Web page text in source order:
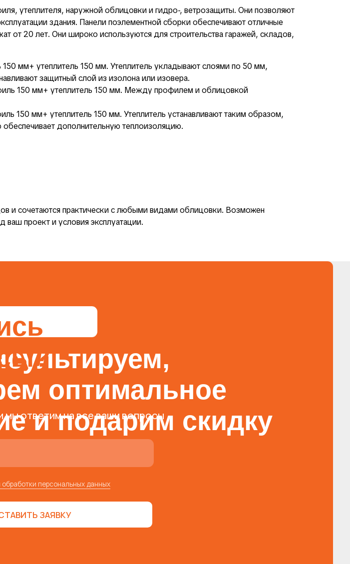
утеплителя, наружной облицовки и гидро-, ветрозащиты. Они позволяют
здания. Панели поэлементной сборки обеспечивают отличные
от 20 лет. Они широко используются для строительства гаражей, складов,
мм+ утеплитель 150 мм. Утеплитель укладывают слоями по 50 мм,
защитный слой из изолона или изовера.
150 мм+ утеплитель 150 мм. Между профилем и облицовкой
150 мм+ утеплитель 150 мм. Утеплитель устанавливают таким образом,
дополнительную теплоизоляцию.
и сочетаются практически с любыми видами облицовки. Возможен
проект и условия эксплуатации.
на все ваши вопросы
данных
подарим скидку